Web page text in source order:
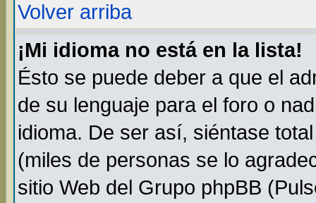
Volver arriba
¡Mi idioma no está en la lista!
Ésto se puede deber a que el
de su lenguaje para el foro o
idioma. De ser así, siéntase
(miles de personas se lo
sitio Web del Grupo phpBB